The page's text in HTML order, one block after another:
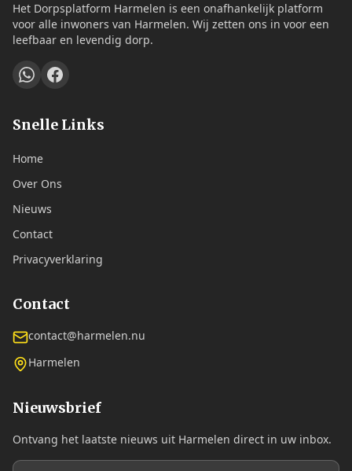
Het Dorpsplatform Harmelen is een onafhankelijk platform
voor alle inwoners van Harmelen. Wij zetten ons in voor een
leefbaar en levendig dorp.
Snelle Links
Home
Over Ons
Nieuws
Contact
Privacyverklaring
Contact
contact@harmelen.nu
Harmelen
Nieuwsbrief
Ontvang het laatste nieuws uit Harmelen direct in uw inbox.